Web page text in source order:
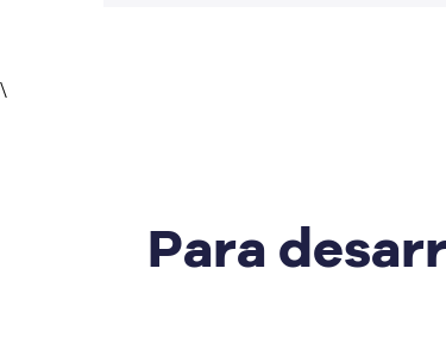
\
Para